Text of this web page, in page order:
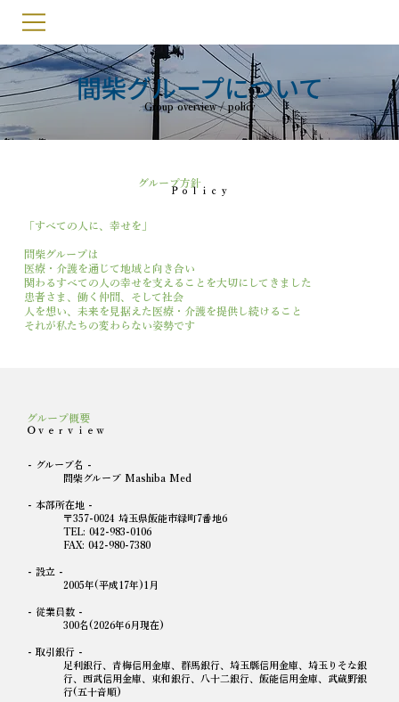
間柴グループについて
Group overview / policy
​グループ方針
Ｐｏｌｉｃｙ
「すべての人に、幸せを」
間柴グループは
医療・介護を通じて地域と向き合い
関わるすべての人の幸せを支えることを大切にしてきました
患者さま、働く仲間、そして社会
人を想い、未来を見据えた医療・介護を提供し続けること
それが私たちの変わらない姿勢です
​グループ概要
Ｏｖｅｒｖｉｅｗ
- グループ名 -
間柴グループ Mashiba Med
- 本部所在地 -
〒357-0024 埼玉県飯能市緑町7番地6
TEL: 042-983-0106
FAX: 042-980-7380
- 設立 -
2005年(平成17年)1月
- 従業員数 -
300名(2026年6月現在)
​- 取引銀行 -
足利銀行、青梅信用金庫、群馬銀行、埼玉縣信用金庫、埼玉りそな銀
行、西武信用金庫、東和銀行、八十二銀行、飯能信用金庫、武蔵野銀
行(五十音順)